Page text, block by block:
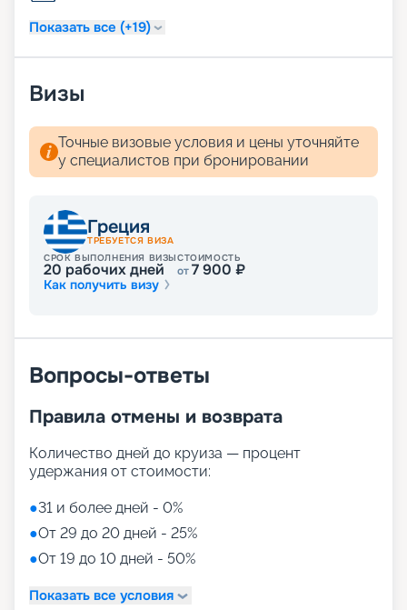
Показать все (+19)
Визы
Точные визовые условия и цены уточняйте
у специалистов при бронировании
Греция
ТРЕБУЕТСЯ ВИЗА
СРОК ВЫПОЛНЕНИЯ ВИЗЫ
20 рабочих дней
СТОИМОСТЬ
от7 900 ₽
Как получить визу
Вопросы-ответы
Правила отмены и возврата
Количество дней до круиза — процент
удержания от стоимости:
●31 и более дней - 0%
●От 29 до 20 дней - 25%
●От 19 до 10 дней - 50%
Показать все условия